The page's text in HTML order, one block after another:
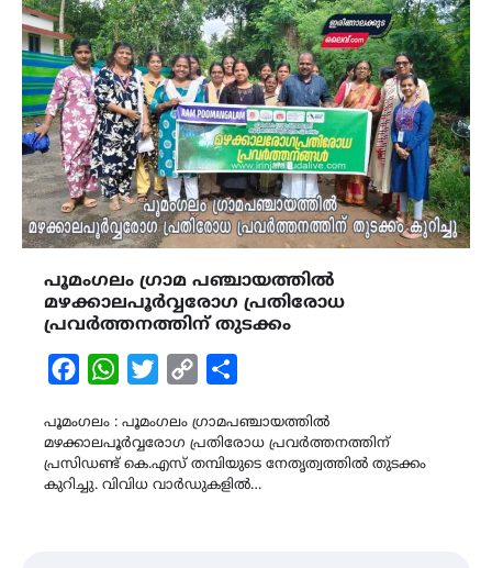
പൂമംഗലം ഗ്രാമ പഞ്ചായത്തിൽ
മഴക്കാലപൂർവ്വരോഗ പ്രതിരോധ
പ്രവർത്തനത്തിന് തുടക്കം
FacebookWhatsAppTwitterCopy
പൂമംഗലം : പൂമംഗലം ഗ്രാമപഞ്ചായത്തിൽ
മഴക്കാലപൂർവ്വരോഗ പ്രതിരോധ പ്രവർത്തനത്തിന്
പ്രസിഡണ്ട് കെ.എസ് തമ്പിയുടെ നേതൃത്വത്തിൽ തുടക്കം
കുറിച്ചു. വിവിധ വാർഡുകളിൽ…